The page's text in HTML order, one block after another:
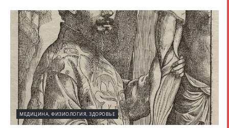
МЕДИЦИНА, ФИЗИОЛОГИЯ, ЗДОРОВЬЕ